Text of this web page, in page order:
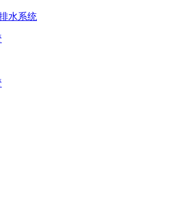
水系统